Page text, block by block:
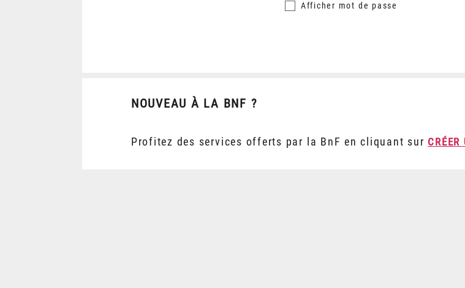
Afficher mot de passe
NOUVEAU À LA BNF ?
Profitez des services offerts par la BnF en cliquant sur